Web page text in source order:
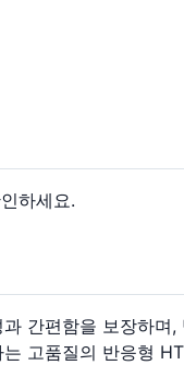
하세요.
간편함을 보장하며
고품질의 반응형